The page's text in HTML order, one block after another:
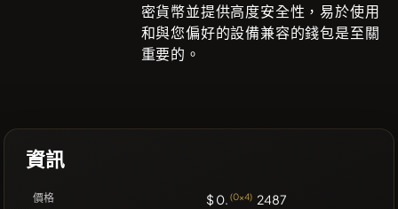
密貨幣並提供高度安全性，易於使用
和與您偏好的設備兼容的錢包是至關
重要的。
資訊
價格 $ 0. (0x4) 2487